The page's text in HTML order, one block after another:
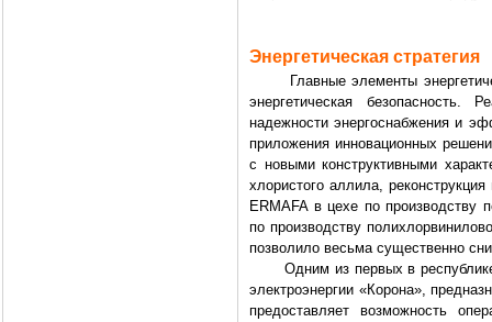
Энергетическая стратегия
Главные элементы
энергетическая безопасность.
надежности энергоснабжения и
приложения инновационных
с новыми конструктивными
хлористого аллила,
ERMAFA в цехе по производству
по производству
позволило весьма существенно
Одним из первых в республике
электроэнергии «Корона»,
предоставляет возможность